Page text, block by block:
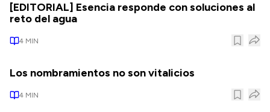
[EDITORIAL] Esencia responde con soluciones al
reto del agua
4 MIN
Los nombramientos no son vitalicios
4 MIN